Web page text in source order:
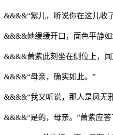
&&&&“紫儿，听说你在这儿收
&&&&她缓缓开口，面色平静如
&&&&萧紫此刻坐在侧位上，闻
&&&&“母亲，确实如此。”
&&&&“我又听说，那人是凤无
&&&&“是的，母亲。”萧紫应